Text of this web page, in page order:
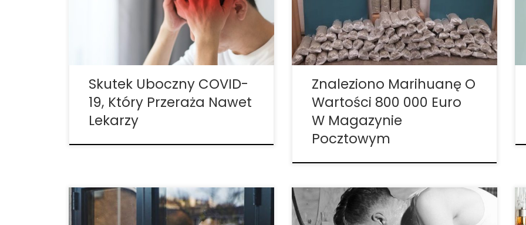
atakuje i niszczy zarówno ciało, jak i umysł.
Podczas gdy niesamowicie zakaźny i
potencjalnie śmiertelny wirus przede
wszystkim sieje […]
Skutek Uboczny COVID-
19, Który Przeraża Nawet
Lekarzy
rurkach plakatowych, które zostały
wysłane pocztą i nadane zostały na kilka
różnych adresów ulokowanych w
zachodniej części Dublina. […]
Znaleziono Marihuanę O
Wartości 800 000 Euro
W Magazynie
Pocztowym
Bezpieczne korzystanie z marihuany w
dobie nowego koronawirusa. W ostatnich
W następstwie globalnej pandemii
koronawirusa urzędnicy rządowi wydali